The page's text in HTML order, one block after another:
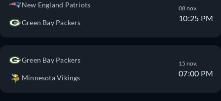
New England Patriots
Green Bay Packers
08 nov.
10:25 PM
Green Bay Packers
Minnesota Vikings
15 nov.
07:00 PM